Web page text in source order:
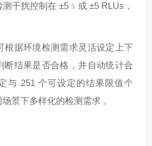
干扰控制在 ±5﹪或 ±5 RLUs，
根据环境检测需求灵活设定上下
断结果是否合格，并自动统计合
与 251 个可设定的结果限值个
景下多样化的检测需求 。